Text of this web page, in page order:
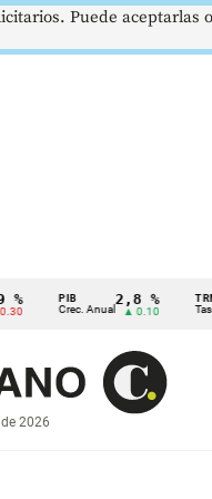
PIB
Crec. Anual
2,8 %
▲ 0.10
TRM
Tasa Rep.
2026
Puede aceptarlas